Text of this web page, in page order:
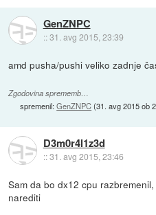
GenZNPC
::31. avg 2015, 23:39
amd pusha/pushi veliko zadnje
Zgodovina sprememb…
spremenil:GenZNPC(31. avg 2015 ob
D3m0r4l1z3d
::31. avg 2015, 23:46
Sam da bo dx12 cpu
narediti